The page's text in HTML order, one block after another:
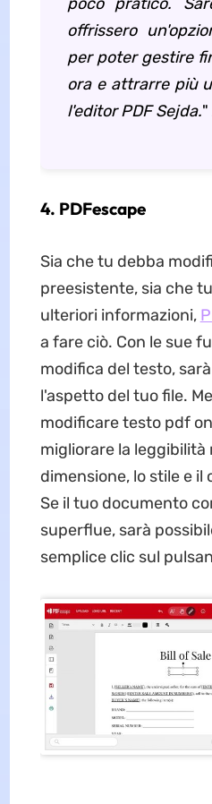
offrissero
per poter gestire
ora e attrarre più
l'editor PDF Sejda."
4. PDFescape
Sia che tu debba
preesistente, sia che
ulteriori informazioni,
a fare ciò. Con le sue
modifica del testo,
l'aspetto del tuo file.
modificare testo pdf
migliorare la leggibilità
dimensione, lo stile e
Se il tuo documento
superflue, sarà
semplice clic sul